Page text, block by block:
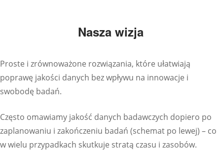
Nasza wizja
Proste i zrównoważone rozwiązania, które ułatwiają
poprawę jakości danych bez wpływu na innowacje i
swobodę badań.
Często omawiamy jakość danych badawczych dopiero po
zaplanowaniu i zakończeniu badań (schemat po lewej) – co
w wielu przypadkach skutkuje stratą czasu i zasobów.